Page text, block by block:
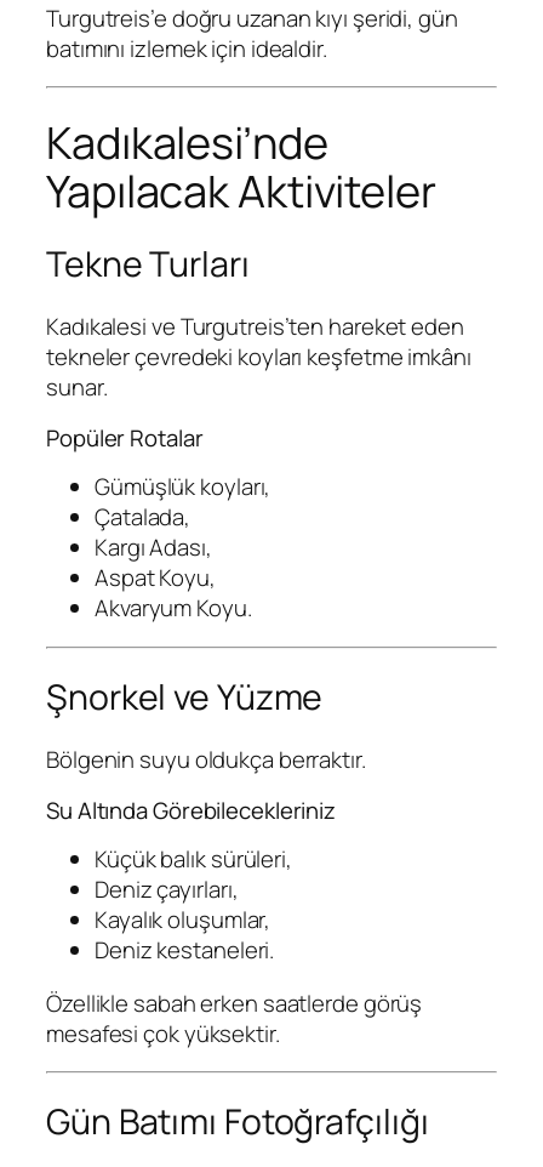
Turgutreis’e doğru uzanan kıyı şeridi, gün
batımını izlemek için idealdir.
Kadıkalesi’nde
Yapılacak Aktiviteler
Tekne Turları
Kadıkalesi ve Turgutreis’ten hareket eden
tekneler çevredeki koyları keşfetme imkânı
sunar.
Popüler Rotalar
Gümüşlük koyları,
Çatalada,
Kargı Adası,
Aspat Koyu,
Akvaryum Koyu.
Şnorkel ve Yüzme
Bölgenin suyu oldukça berraktır.
Su Altında Görebilecekleriniz
Küçük balık sürüleri,
Deniz çayırları,
Kayalık oluşumlar,
Deniz kestaneleri.
Özellikle sabah erken saatlerde görüş
mesafesi çok yüksektir.
Gün Batımı Fotoğrafçılığı